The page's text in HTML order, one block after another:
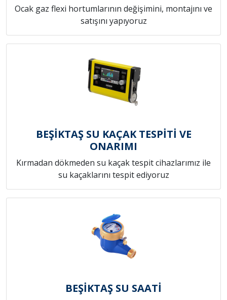
Ocak gaz flexi hortumlarının değişimini, montajını ve
satışını yapıyoruz
BEŞİKTAŞ SU KAÇAK TESPİTİ VE
ONARIMI
Kırmadan dökmeden su kaçak tespit cihazlarımız ile
su kaçaklarını tespit ediyoruz
BEŞİKTAŞ SU SAATİ